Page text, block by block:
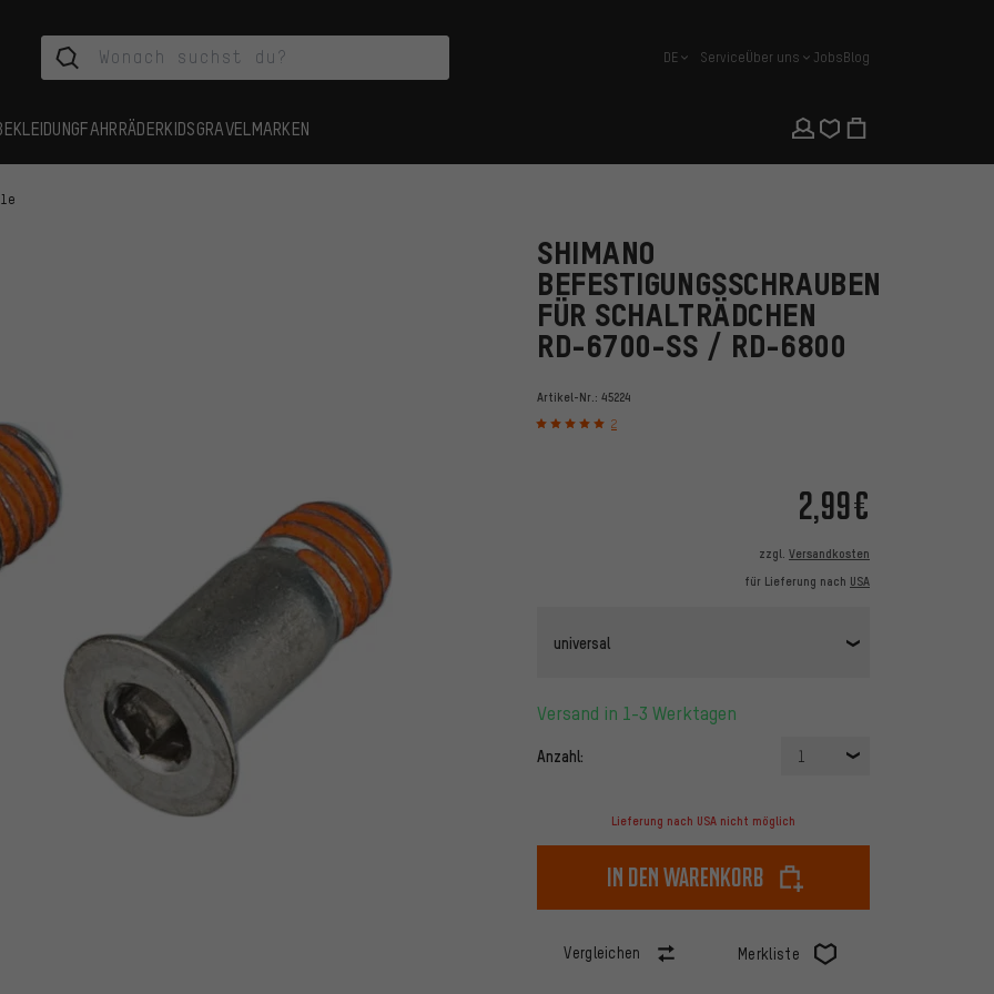
Deutsch
DE ServiceÜber uns JobsBlog
FAHRRÄDERKIDSGRAVEL MARKEN
SHIMANO
BEFESTIGUNGSSCHRAUBEN
FÜR SCHALTRÄDCHEN
RD-6700-SS / RD-6800
Artikel-Nr.: 45224
2
2,99€
zzgl. Versandkosten
für Lieferung nach USA
universal
Versand in 1-3 Werktagen
Anzahl: 1
Lieferung nach USA nicht möglich
In den Warenkorb
Vergleichen Merkliste